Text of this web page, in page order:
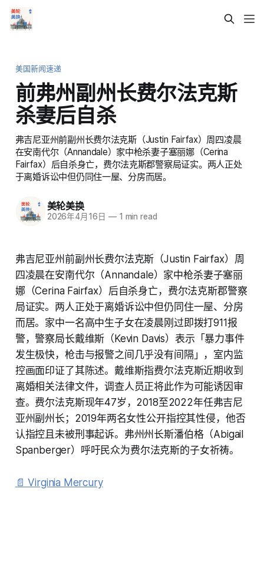
美国新闻速递
前弗州副州长费尔法克斯
杀妻后自杀
弗吉尼亚州前副州长费尔法克斯（Justin Fairfax）周四凌晨
在安南代尔（Annandale）家中枪杀妻子塞丽娜（Cerina
Fairfax）后自杀身亡，费尔法克斯郡警察局证实。两人正处
于离婚诉讼中但仍同住一屋、分房而居。
美轮美换
2026年4月16日 —1 min read
弗吉尼亚州前副州长费尔法克斯（Justin Fairfax）周
四凌晨在安南代尔（Annandale）家中枪杀妻子塞丽
娜（Cerina Fairfax）后自杀身亡，费尔法克斯郡警察
局证实。两人正处于离婚诉讼中但仍同住一屋、分房
而居。家中一名高中生子女在凌晨刚过即拨打911报
警，警察局长戴维斯（Kevin Davis）表示「暴力事件
发生极快，枪击与报警之间几乎没有间隔」，室内监
控画面印证了其陈述。戴维斯指费尔法克斯近期收到
离婚相关法律文件，调查人员正将此作为可能诱因审
查。费尔法克斯现年47岁，2018至2022年任弗吉尼
亚州副州长；2019年两名女性公开指控其性侵，他否
认指控且未被刑事起诉。弗州州长斯潘伯格（Abigail
Spanberger）呼吁民众为费尔法克斯的子女祈祷。
📄 Virginia Mercury